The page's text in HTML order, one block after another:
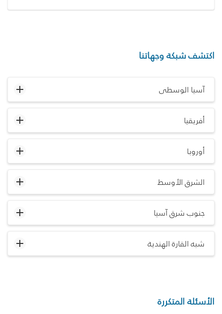
اكتشف شبكة وجهاتنا
آسيا الوسطى
أفريقيا
أوروبا
الشرق الأوسط
جنوب شرق آسيا
شبه القارة الهندية
الأسئلة المتكررة